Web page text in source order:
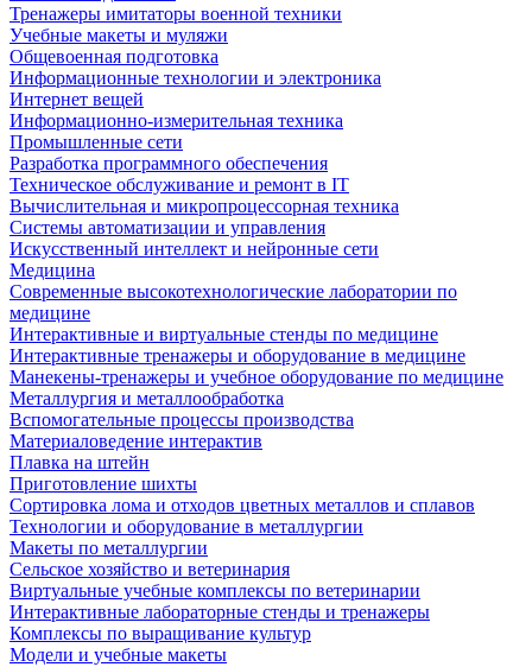
Тренажеры имитаторы военной техники
Учебные макеты и муляжи
Общевоенная подготовка
Информационные технологии и электроника
Интернет вещей
Информационно-измерительная техника
Промышленные сети
Разработка программного обеспечения
Техническое обслуживание и ремонт в IT
Вычислительная и микропроцессорная техника
Системы автоматизации и управления
Искусственный интеллект и нейронные сети
Медицина
Современные высокотехнологические лаборатории по
медицине
Интерактивные и виртуальные стенды по медицине
Интерактивные тренажеры и оборудование в медицине
Манекены-тренажеры и учебное оборудование по медицине
Металлургия и металлообработка
Вспомогательные процессы производства
Материаловедение интерактив
Плавка на штейн
Приготовление шихты
Сортировка лома и отходов цветных металлов и сплавов
Технологии и оборудование в металлургии
Макеты по металлургии
Сельское хозяйство и ветеринария
Виртуальные учебные комплексы по ветеринарии
Интерактивные лабораторные стенды и тренажеры
Комплексы по выращивание культур
Модели и учебные макеты